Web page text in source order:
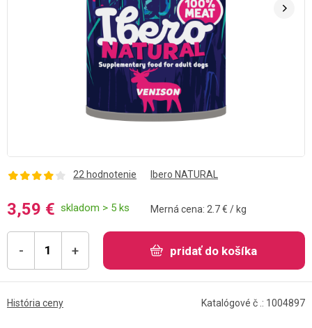
22 hodnotenie Ibero NATURAL
3,59 € skladom > 5 ks Merná cena: 2.7 € / kg
- + pridať do košíka
História ceny Katalógové č .: 1004897